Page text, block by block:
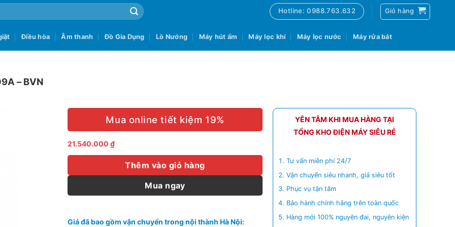
Hotline: 0988.763.632 Giỏ hàng
Điều hòa Âm thanh Đồ Gia Dụng Lò Nướng Máy hút ẩm Máy lọc khí Máy lọc nước Máy rửa bát
– BVN
Mua online tiết kiệm 19%
21.540.000 ₫
Thêm vào giỏ hàng
Mua ngay
Giá đã bao gồm vận chuyển trong nội thành Hà Nội:
YÊN TÂM KHI MUA HÀNG TẠI
TỔNG KHO ĐIỆN MÁY SIÊU RẺ
Tư vấn miễn phí 24/7
Vận chuyển siêu nhanh, giá siêu tốt
Phục vụ tận tâm
Bảo hành chính hãng trên toàn quốc
Hàng mới 100% nguyên đai, nguyên kiện